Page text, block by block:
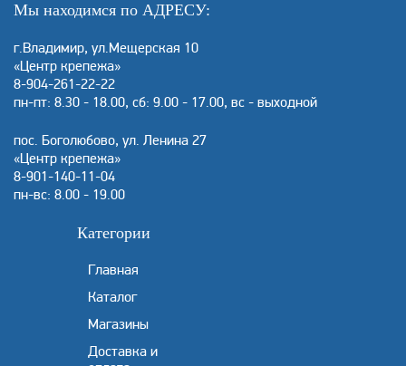
Мы находимся по АДРЕСУ:
г.Владимир, ул.Мещерская 10
«Центр крепежа»
8-904-261-22-22
пн-пт: 8.30 - 18.00, сб: 9.00 - 17.00, вс - выходной
пос. Боголюбово, ул. Ленина 27
«Центр крепежа»
8-901-140-11-04
пн-вс: 8.00 - 19.00
Категории
Главная
Каталог
Магазины
Доставка и